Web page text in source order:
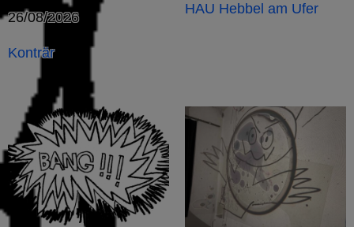
26/08/2026
Konträr
HAU Hebbel am Ufer